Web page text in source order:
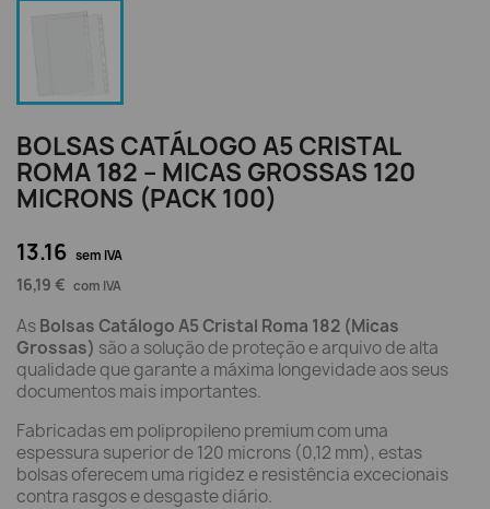
BOLSAS CATÁLOGO A5 CRISTAL
ROMA 182 – MICAS GROSSAS 120
MICRONS (PACK 100)
13.16 sem IVA
16,19 € com IVA
AsBolsas Catálogo A5 Cristal Roma 182 (Micas
Grossas) são a solução de proteção e arquivo de alta
qualidade que garante a máxima longevidade aos seus
documentos mais importantes.
Fabricadas em polipropileno premium com uma
espessura superior de 120 microns (0,12 mm), estas
bolsas oferecem uma rigidez e resistência excecionais
contra rasgos e desgaste diário.